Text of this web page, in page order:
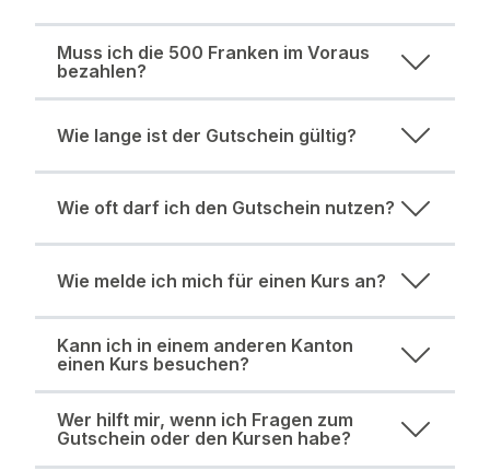
Muss ich die 500 Franken im Voraus
bezahlen?
Wie lange ist der Gutschein gültig?
Wie oft darf ich den Gutschein nutzen?
Wie melde ich mich für einen Kurs an?
Kann ich in einem anderen Kanton
einen Kurs besuchen?
Wer hilft mir, wenn ich Fragen zum
Gutschein oder den Kursen habe?